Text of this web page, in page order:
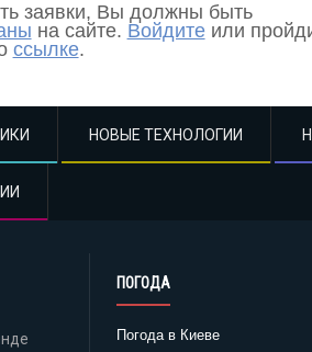
заявки, Вы должны быть
на сайте. Войдитеили
ссылке.
НОВЫЕ ТЕХНОЛОГИИ
ПОГОДА
Погода в Киеве